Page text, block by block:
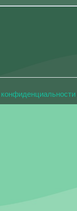
конфиденциальности